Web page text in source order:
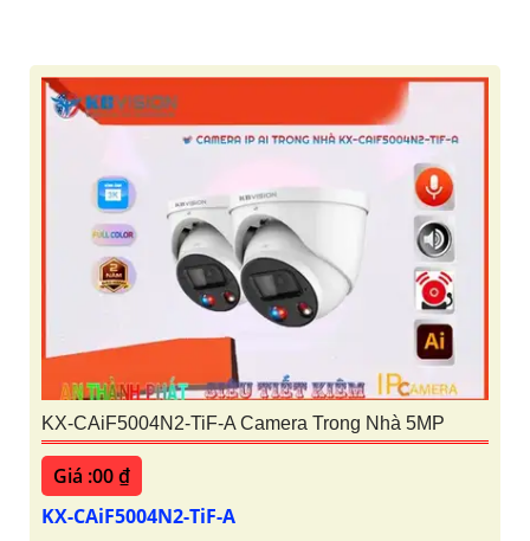
KX-CAiF5004N2-TiF-A Camera Trong Nhà 5MP
Giá :00 ₫
KX-CAiF5004N2-TiF-A